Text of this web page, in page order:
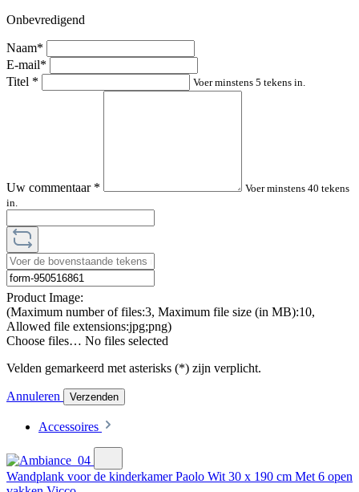
Onbevredigend
Naam*
E-mail*
Titel * Voer minstens 5 tekens in.
Uw commentaar *
Voer minstens 40 tekens
in.
Product Image:
(Maximum number of files:3, Maximum file size (in MB):10,
Allowed file extensions:jpg;png)
Choose files… No files selected
Velden gemarkeerd met asterisks (*) zijn verplicht.
Annuleren Verzenden
Accessoires
Wandplank voor de kinderkamer Paolo Wit 30 x 190 cm Met 6 open